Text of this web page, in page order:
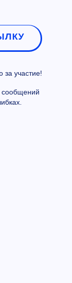
участие!
сообщений